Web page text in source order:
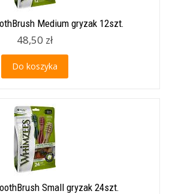
Medium gryzak 12szt.
48,50 zł
Do koszyka
Small gryzak 24szt.